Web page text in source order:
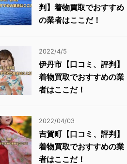
判】着物買取でおすすめ
の業者はここだ！
2022/4/5
伊丹市【口コミ、評判】
着物買取でおすすめの業
者はここだ！
2022/04/03
吉賀町【口コミ、評判】
着物買取でおすすめの業
者はここだ！